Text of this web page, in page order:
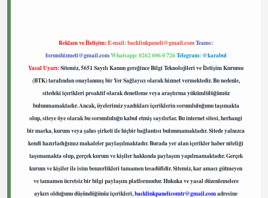
Reklam ve İletişim:E-mail:backlinkpaneli@gmail.comTeams:
forumhizmeti@gmail.comWhatsapp: 0262 606 0 726Telegram: @karabul
Yasal Uyarı:Sitemiz, 5651 Sayılı Kanun gereğince Bilgi Teknolojileri ve İletişim Kurumu
(BTK) tarafından onaylanmış bir Yer Sağlayıcı olarak hizmet vermektedir. Bu nedenle,
sitedeki içerikleri proaktif olarak denetleme veya araştırma yükümlülüğümüz
bulunmamaktadır. Ancak, üyelerimiz yazdıkları içeriklerin sorumluluğunu taşımakta
olup, siteye üye olarak bu sorumluluğu kabul etmiş sayılırlar. Bu internet sitesi, herhangi
bir marka, kurum veya şahıs şirketi ile hiçbir bağlantısı bulunmamaktadır. Sitede yalnızca
kendi hazırladığımız makaleler paylaşılmaktadır. Burada yer alan içerikler haber niteliği
taşımamakta olup, gerçek kurum ve kişiler hakkında paylaşım yapılmamaktadır. Gerçek
kurum ve kişiler ile isim benzerlikleri tamamen tesadüfidir. Sitemiz, kar amacı gütmeyen
ve tamamen ücretsiz bir bilgi paylaşım platformudur. Hukuka ve yasal düzenlemelere
aykırı olduğunu düşündüğünüz içerikleri,backlinkpanelicomtr@gmail.comadresine